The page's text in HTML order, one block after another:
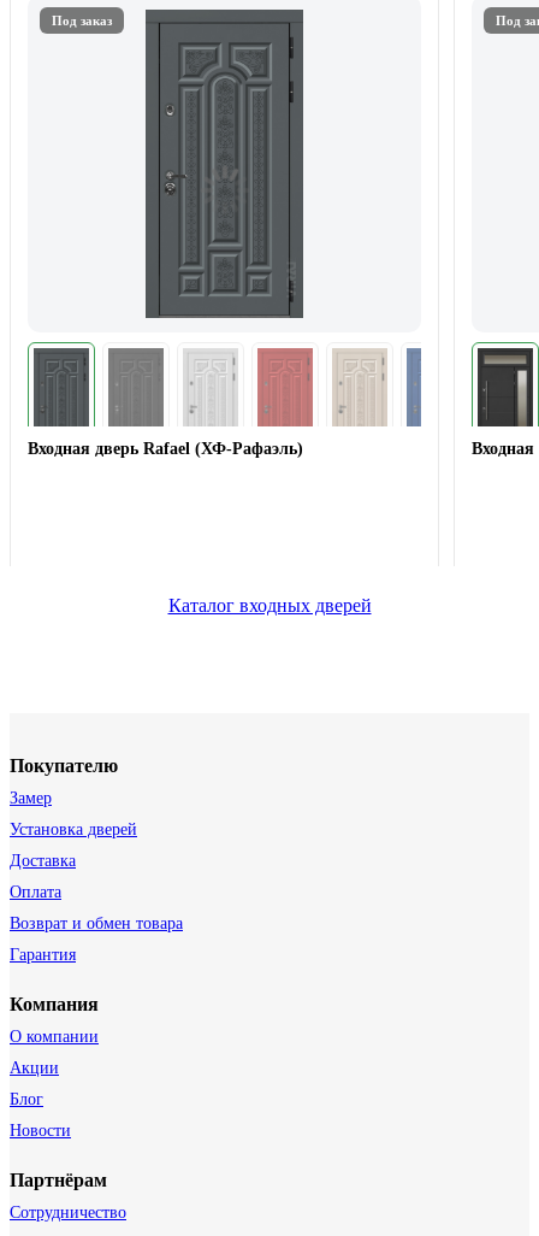
Под заказ
Входная дверь Rafael (ХФ-Рафаэль)
Под
Каталог входных дверей
Покупателю
Замер
Установка дверей
Доставка
Оплата
Возврат и обмен товара
Гарантия
Компания
О компании
Акции
Блог
Новости
Партнёрам
Сотрудничество